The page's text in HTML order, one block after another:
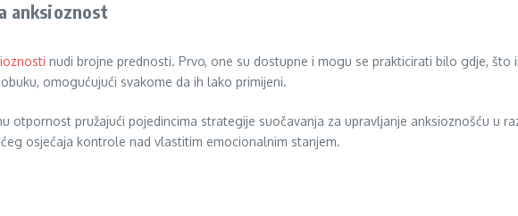
anksioznost
nudi brojne prednosti. Prvo, one su dostupne i mogu se prakticirati bilo gdje,
omogućujući svakome da ih lako primijeni.
otpornost pružajući pojedincima strategije suočavanja za upravljanje anksioznošću u
osjećaja kontrole nad vlastitim emocionalnim stanjem.